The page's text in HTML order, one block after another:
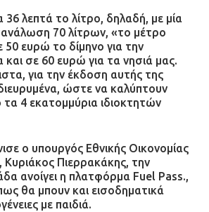
36 λεπτά το λίτρο, δηλαδή, με μία
70 λίτρων, «το μέτρο
50 ευρώ το δίμηνο για την
και σε 60 ευρώ για τα νησιά μας.
για την έκδοση αυτής της
ώστε να καλύπτουν
τα 4 εκατομμύρια ιδιοκτητών
ο υπουργός Εθνικής Οικονομίας
Kυριάκος Πιερρακάκης, την
ανοίγει η πλατφόρμα Fuel Pass.,
θα μπουν και εισοδηματικά
με παιδιά.